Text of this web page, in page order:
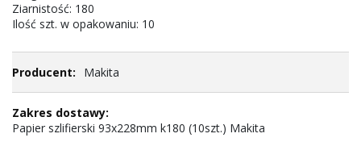
Ziarnistość: 180
Ilość szt. w opakowaniu: 10
Makita
Papier szlifierski 93x228mm k180 (10szt.) Makita